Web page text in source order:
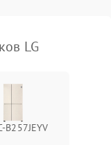
LG
B257JEYV